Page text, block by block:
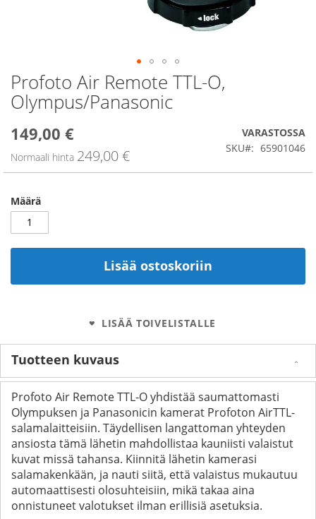
Profoto Air Remote TTL-O,
Olympus/Panasonic
Alennushinta
149,00 €
Normaali hinta 249,00 €
VARASTOSSA
SKU
65901046
Määrä
Lisää ostoskoriin
LISÄÄ TOIVELISTALLE
Skip
to
the
of
images
gallery
Tuotteen kuvaus
Profoto Air Remote TTL-O yhdistää saumattomasti
Olympuksen ja Panasonicin kamerat Profoton AirTTL-
salamalaitteisiin. Täydellisen langattoman yhteyden
ansiosta tämä lähetin mahdollistaa kauniisti valaistut
kuvat missä tahansa. Kiinnitä lähetin kamerasi
salamakenkään, ja nauti siitä, että valaistus mukautuu
automaattisesti olosuhteisiin, mikä takaa aina
onnistuneet valotukset ilman erillisiä asetuksia.